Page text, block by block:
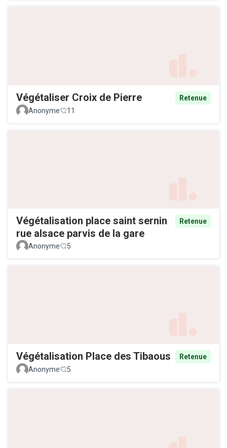
Végétaliser Croix de Pierre
Retenue
Anonyme
11
Végétalisation place saint sernin
rue alsace parvis de la gare
Retenue
Anonyme 5
Végétalisation Place des Tibaous
Retenue
Anonyme
5